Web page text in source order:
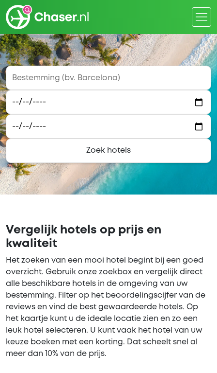
Zoek hotels
Vergelijk hotels op prijs en
kwaliteit
Het zoeken van een mooi hotel begint bij een goed
overzicht. Gebruik onze zoekbox en vergelijk direct
alle beschikbare hotels in de omgeving van uw
bestemming. Filter op het beoordelingscijfer van de
reviews en vind de best gewaardeerde hotels. Op
het kaartje kunt u de ideale locatie zien en zo een
leuk hotel selecteren. U kunt vaak het hotel van uw
keuze boeken met een korting. Dat scheelt snel al
meer dan 10% van de prijs.